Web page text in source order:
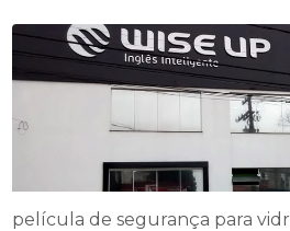
película de segurança para